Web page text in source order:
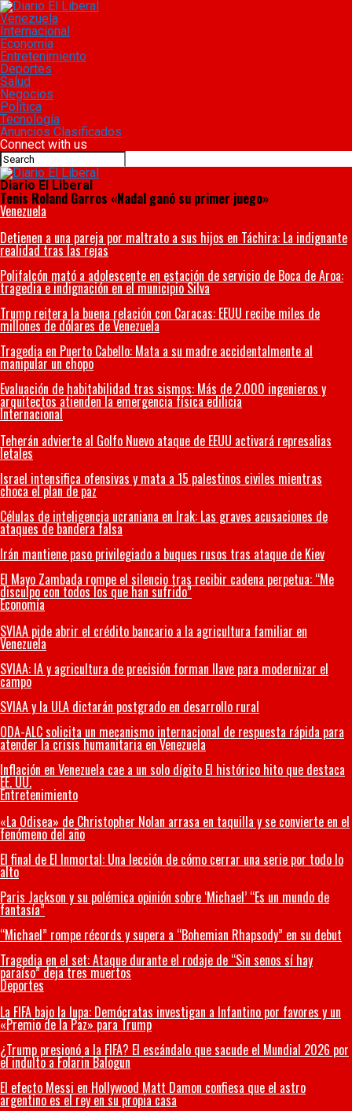
Venezuela
Internacional
Economía
Entretenimiento
Deportes
Salud
Negocios
Política
Tecnología
Anuncios Clasificados
Connect with us
Diario El Liberal
Tenis Roland Garros «Nadal ganó su primer juego»
Venezuela
Detienen a una pareja por maltrato a sus hijos en Táchira: La indignante
realidad tras las rejas
Polifalcón mató a adolescente en estación de servicio de Boca de Aroa:
tragedia e indignación en el municipio Silva
Trump reitera la buena relación con Caracas: EEUU recibe miles de
millones de dólares de Venezuela
Tragedia en Puerto Cabello: Mata a su madre accidentalmente al
manipular un chopo
Evaluación de habitabilidad tras sismos: Más de 2.000 ingenieros y
arquitectos atienden la emergencia física edilicia
Internacional
Teherán advierte al Golfo Nuevo ataque de EEUU activará represalias
letales
Israel intensifica ofensivas y mata a 15 palestinos civiles mientras
choca el plan de paz
Células de inteligencia ucraniana en Irak: Las graves acusaciones de
ataques de bandera falsa
Irán mantiene paso privilegiado a buques rusos tras ataque de Kiev
El Mayo Zambada rompe el silencio tras recibir cadena perpetua: “Me
disculpo con todos los que han sufrido”
Economía
SVIAA pide abrir el crédito bancario a la agricultura familiar en
Venezuela
SVIAA: IA y agricultura de precisión forman llave para modernizar el
campo
SVIAA y la ULA dictarán postgrado en desarrollo rural
ODA-ALC solicita un mecanismo internacional de respuesta rápida para
atender la crisis humanitaria en Venezuela
Inflación en Venezuela cae a un solo dígito El histórico hito que destaca
EE. UU.
Entretenimiento
«La Odisea» de Christopher Nolan arrasa en taquilla y se convierte en el
fenómeno del año
El final de El Inmortal: Una lección de cómo cerrar una serie por todo lo
alto
Paris Jackson y su polémica opinión sobre ‘Michael’ “Es un mundo de
fantasía”
“Michael” rompe récords y supera a “Bohemian Rhapsody” en su debut
Tragedia en el set: Ataque durante el rodaje de “Sin senos sí hay
paraíso” deja tres muertos
Deportes
La FIFA bajo la lupa: Demócratas investigan a Infantino por favores y un
«Premio de la Paz» para Trump
¿Trump presionó a la FIFA? El escándalo que sacude el Mundial 2026 por
el indulto a Folarin Balogun
El efecto Messi en Hollywood Matt Damon confiesa que el astro
argentino es el rey en su propia casa